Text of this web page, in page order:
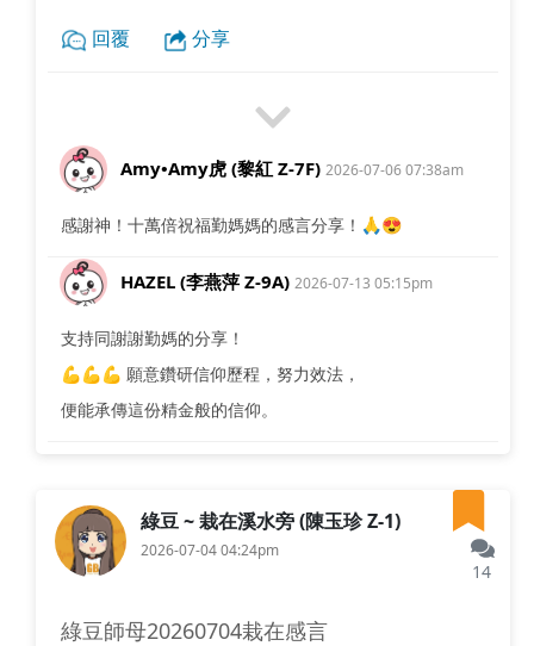
回覆 分享
Amy•Amy虎 (黎紅 Z-7F) 2026-07-06 07:38am
感謝神！十萬倍祝福勤媽媽的感言分享！🙏😍
HAZEL (李燕萍 Z-9A) 2026-07-13 05:15pm
支持同謝謝勤媽的分享！
💪💪💪 願意鑽研信仰歷程，努力效法，
便能承傳這份精金般的信仰。
綠豆 ~ 栽在溪水旁 (陳玉珍 Z-1)
2026-07-04 04:24pm
14
綠豆師母20260704栽在感言